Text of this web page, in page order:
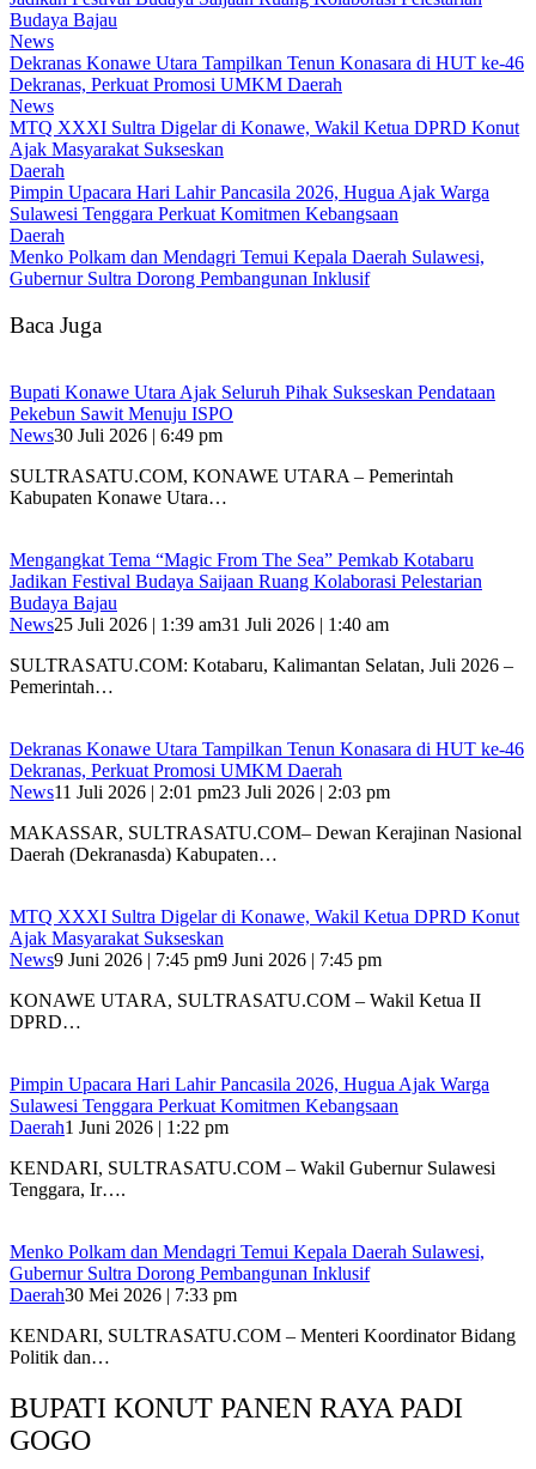
Budaya Bajau
News
Dekranas Konawe Utara Tampilkan Tenun Konasara di HUT ke-46
Dekranas, Perkuat Promosi UMKM Daerah
News
MTQ XXXI Sultra Digelar di Konawe, Wakil Ketua DPRD Konut
Ajak Masyarakat Sukseskan
Daerah
Pimpin Upacara Hari Lahir Pancasila 2026, Hugua Ajak Warga
Sulawesi Tenggara Perkuat Komitmen Kebangsaan
Daerah
Menko Polkam dan Mendagri Temui Kepala Daerah Sulawesi,
Gubernur Sultra Dorong Pembangunan Inklusif
Baca Juga
Bupati Konawe Utara Ajak Seluruh Pihak Sukseskan Pendataan
Pekebun Sawit Menuju ISPO
News30 Juli 2026 | 6:49 pm
SULTRASATU.COM, KONAWE UTARA – Pemerintah
Kabupaten Konawe Utara…
Mengangkat Tema “Magic From The Sea” Pemkab Kotabaru
Jadikan Festival Budaya Saijaan Ruang Kolaborasi Pelestarian
Budaya Bajau
News25 Juli 2026 | 1:39 am31 Juli 2026 | 1:40 am
SULTRASATU.COM: Kotabaru, Kalimantan Selatan, Juli 2026 –
Pemerintah…
Dekranas Konawe Utara Tampilkan Tenun Konasara di HUT ke-46
Dekranas, Perkuat Promosi UMKM Daerah
News11 Juli 2026 | 2:01 pm23 Juli 2026 | 2:03 pm
MAKASSAR, SULTRASATU.COM– Dewan Kerajinan Nasional
Daerah (Dekranasda) Kabupaten…
MTQ XXXI Sultra Digelar di Konawe, Wakil Ketua DPRD Konut
Ajak Masyarakat Sukseskan
News9 Juni 2026 | 7:45 pm9 Juni 2026 | 7:45 pm
KONAWE UTARA, SULTRASATU.COM – Wakil Ketua II
DPRD…
Pimpin Upacara Hari Lahir Pancasila 2026, Hugua Ajak Warga
Sulawesi Tenggara Perkuat Komitmen Kebangsaan
Daerah1 Juni 2026 | 1:22 pm
KENDARI, SULTRASATU.COM – Wakil Gubernur Sulawesi
Tenggara, Ir….
Menko Polkam dan Mendagri Temui Kepala Daerah Sulawesi,
Gubernur Sultra Dorong Pembangunan Inklusif
Daerah30 Mei 2026 | 7:33 pm
KENDARI, SULTRASATU.COM – Menteri Koordinator Bidang
Politik dan…
BUPATI KONUT PANEN RAYA PADI
GOGO